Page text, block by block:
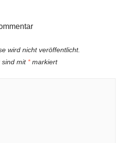
wird nicht veröffentlicht.
sind mit *markiert